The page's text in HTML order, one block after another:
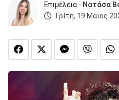
Επιμέλεια - Νατάσα
Τρίτη, 19 Μαϊος